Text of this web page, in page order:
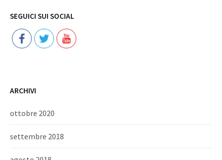
SEGUICI SUI SOCIAL
ARCHIVI
ottobre 2020
settembre 2018